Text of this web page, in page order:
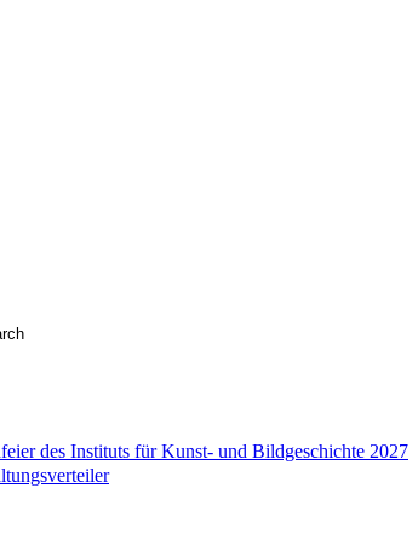
des Instituts für Kunst- und Bildgeschichte 2027